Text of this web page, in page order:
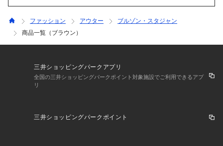
ファッション アウター
ブルゾン・スタジャン
商品一覧（ブラウン）
三井ショッピングパークアプリ
全国の三井ショッピングパークポイント対象施設でご利用できるアプ
リ
三井ショッピングパークポイント